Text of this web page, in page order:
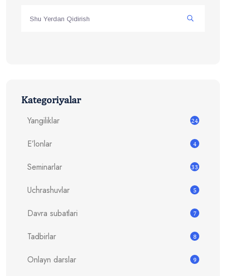
Kategoriyalar
Yangiliklar
24
E’lonlar 4
Seminarlar 33
Uchrashuvlar 5
Davra subatlari 7
Tadbirlar 8
Onlayn darslar 9